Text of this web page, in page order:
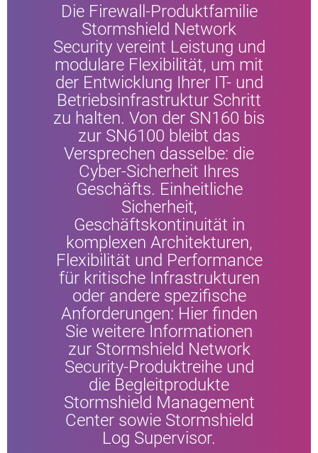
Die Firewall-Produktfamilie
Stormshield Network
Security vereint Leistung und
modulare Flexibilität, um mit
der Entwicklung Ihrer IT- und
Betriebsinfrastruktur Schritt
zu halten. Von der SN160 bis
zur SN6100 bleibt das
Versprechen dasselbe: die
Cyber-Sicherheit Ihres
Geschäfts. Einheitliche
Sicherheit,
Geschäftskontinuität in
komplexen Architekturen,
Flexibilität und Performance
für kritische Infrastrukturen
oder andere spezifische
Anforderungen: Hier finden
Sie weitere Informationen
zur Stormshield Network
Security-Produktreihe und
die Begleitprodukte
Stormshield Management
Center sowie Stormshield
Log Supervisor.